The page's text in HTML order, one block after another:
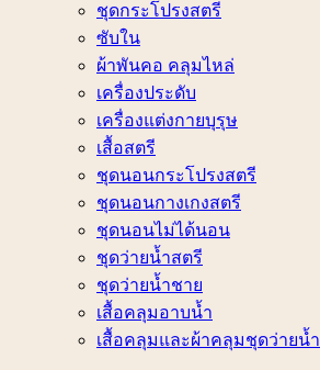
ชุดกระโปรงสตรี
ซับใน
ผ้าพันคอ คลุมไหล่
เครื่องประดับ
เครื่องแต่งกายบุรุษ
เสื้อสตรี
ชุดนอนกระโปรงสตรี
ชุดนอนกางเกงสตรี
ชุดนอนไม่ได้นอน
ชุดว่ายน้ำสตรี
ชุดว่ายน้ำชาย
เสื้อคลุมอาบน้ำ
เสื้อคลุมและผ้าคลุมชุดว่ายน้ำ